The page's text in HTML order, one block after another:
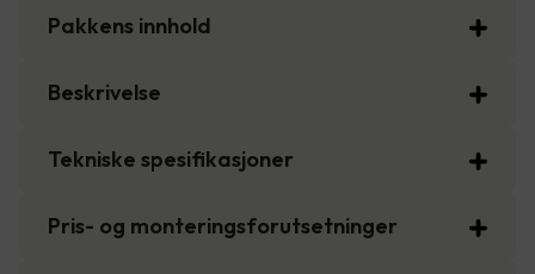
Pakkens innhold
Beskrivelse
Tekniske spesifikasjoner
Pris- og monteringsforutsetninger